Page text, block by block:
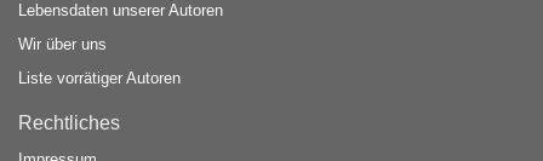
Lebensdaten unserer Autoren
Wir über uns
Liste vorrätiger Autoren
Rechtliches